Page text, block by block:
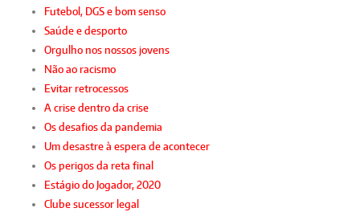
Futebol, DGS e bom senso
Saúde e desporto
Orgulho nos nossos jovens
Não ao racismo
Evitar retrocessos
A crise dentro da crise
Os desafios da pandemia
Um desastre à espera de acontecer
Os perigos da reta final
Estágio do Jogador, 2020
Clube sucessor legal